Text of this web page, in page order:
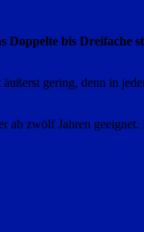
bis Dreifache
gering, denn in
ab zwölf Jahren